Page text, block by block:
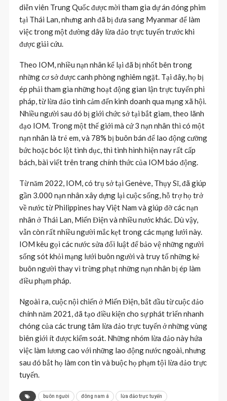
diễn viên Trung Quốc được mời tham gia dự án đóng phim
tại Thái Lan, nhưng anh đã bị đưa sang Myanmar để làm
việc trong một đường dây lừa đảo trực tuyến trước khi
được giải cứu.
Theo IOM, nhiều nạn nhân kể lại đã bị nhốt bên trong
những cơ sở được canh phòng nghiêm ngặt. Tại đây, họ bị
ép phải tham gia những hoạt động gian lận trực tuyến phi
pháp, từ lừa đảo tình cảm đến kinh doanh qua mạng xã hội.
Nhiều người sau đó bị giới chức sở tại bắt giam, theo lãnh
đạo IOM. Trong một thế giới mà cứ 3 nạn nhân thì có một
nạn nhân là trẻ em, và 78% bị buôn bán để lao động cưỡng
bức hoặc bóc lột tình dục, thì tình hình hiện nay rất cấp
bách, bài viết trên trang chính thức của IOM báo động.
Từ năm 2022, IOM, có trụ sở tại Genève, Thụy Sĩ, đã giúp
gần 3.000 nạn nhân xây dựng lại cuộc sống, hỗ trợ họ trở
về nước từ Philippines hay Việt Nam và giúp đỡ các nạn
nhân ở Thái Lan, Miến Điện và nhiều nước khác. Dù vậy,
vẫn còn rất nhiều người mắc kẹt trong các mạng lưới này.
IOM kêu gọi các nước sửa đổi luật để bảo vệ những người
sống sót khỏi mạng lưới buôn người và truy tố những kẻ
buôn người thay vì trừng phạt những nạn nhân bị ép làm
điều phạm pháp.
Ngoài ra, cuộc nội chiến ở Miến Điện, bắt đầu từ cuộc đảo
chính năm 2021, đã tạo điều kiện cho sự phát triển nhanh
chóng của các trung tâm lừa đảo trực tuyến ở những vùng
biên giới ít được kiểm soát. Những nhóm lừa đảo này hứa
việc làm lương cao với những lao động nước ngoài, nhưng
sau đó bắt họ làm con tin và buộc họ phạm tội lừa đảo trực
tuyến.
buôn người đông nam á lừa đảo trực tuyến